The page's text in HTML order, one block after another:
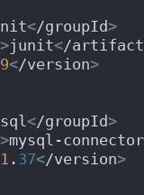
</groupId >
>junit</
</version>
</groupId >
>mysql-
. 37</version>